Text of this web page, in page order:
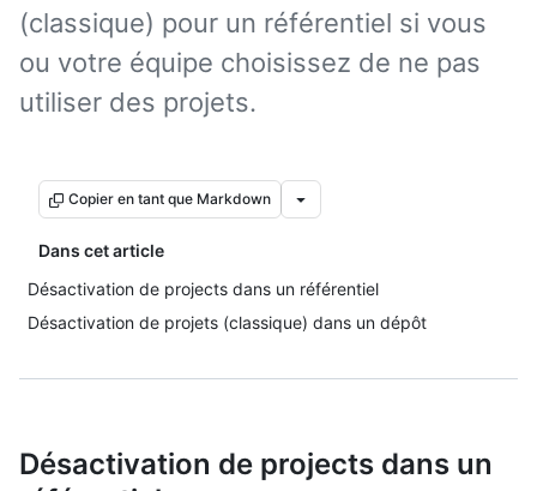
(classique) pour un référentiel si vous
ou votre équipe choisissez de ne pas
utiliser des projets.
Copier en tant que Markdown
Dans cet article
Désactivation de projects dans un référentiel
Désactivation de projets (classique) dans un dépôt
Désactivation de projects dans un